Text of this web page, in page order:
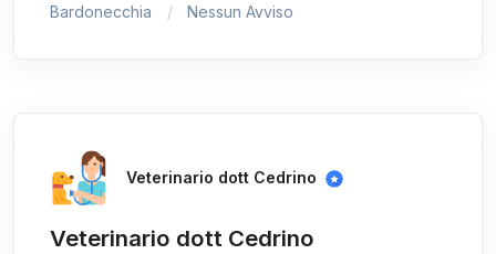
Bardonecchia Nessun Avviso
Veterinario dott Cedrino
Veterinario dott Cedrino